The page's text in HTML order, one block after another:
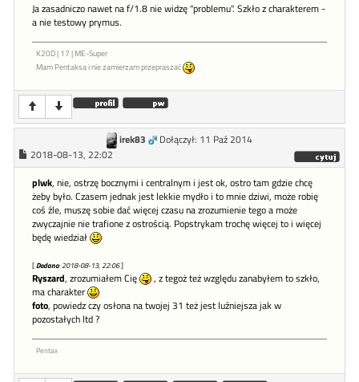
Ja zasadniczo nawet na f/1.8 nie widzę "problemu". Szkło z charakterem -
a nie testowy prymus.
K20D | 17 | ME-Super
Mam Pentaksa i nie zamierzam przepraszać
irek83
Dołączył: 11 Paź 2014
2018-08-13, 22:02
plwk, nie, ostrzę bocznymi i centralnym i jest ok, ostro tam gdzie chcę
żeby było. Czasem jednak jest lekkie mydło i to mnie dziwi, może robię
coś źle, muszę sobie dać więcej czasu na zrozumienie tego a może
zwyczajnie nie trafione z ostrością. Popstrykam trochę więcej to i więcej
będę wiedział
[Dodano: 2018-08-13, 22:06]
Ryszard, zrozumiałem Cię
, z tegoż też względu zanabyłem to szkło,
ma charakter
foto, powiedz czy osłona na twojej 31 też jest luźniejsza jak w
pozostałych ltd ?
Pentax